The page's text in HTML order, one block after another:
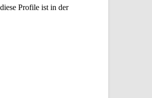
Profile ist in der